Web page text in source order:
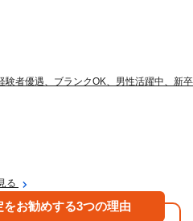
験者優遇、ブランクOK、男性活躍中、新卒
る
お勧めする3つの理由